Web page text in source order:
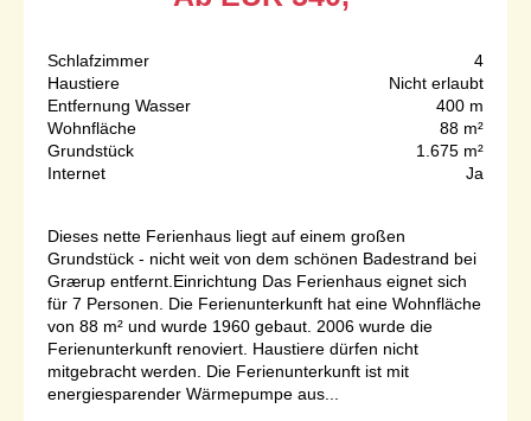
Schlafzimmer
4
Haustiere
Nicht erlaubt
Entfernung Wasser
400 m
Wohnfläche
88 m²
Grundstück
1.675 m²
Internet
Ja
Dieses nette Ferienhaus liegt auf einem großen
Grundstück - nicht weit von dem schönen Badestrand bei
Grærup entfernt.Einrichtung Das Ferienhaus eignet sich
für 7 Personen. Die Ferienunterkunft hat eine Wohnfläche
von 88 m² und wurde 1960 gebaut. 2006 wurde die
Ferienunterkunft renoviert. Haustiere dürfen nicht
mitgebracht werden. Die Ferienunterkunft ist mit
energiesparender Wärmepumpe aus...